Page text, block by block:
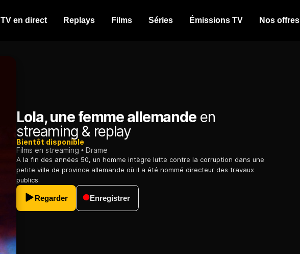
TV en direct Replays Films Séries Émissions TV Nos offres
Lola, une femme allemande en
streaming & replay
Bientôt disponible
Films en streaming
Drame
A la fin des années 50, un homme intègre lutte contre la corruption dans une
petite ville de province allemande où il a été nommé directeur des travaux
publics.
Regarder Enregistrer